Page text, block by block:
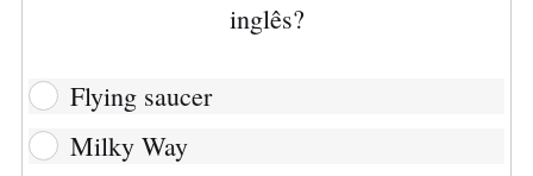
inglês?
Flying saucer
Milky Way